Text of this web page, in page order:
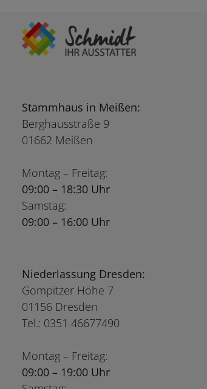
Stammhaus in Meißen:
Berghausstraße 9
01662 Meißen
Montag – Freitag:
09:00 – 18:30 Uhr
Samstag:
09:00 – 16:00 Uhr
Niederlassung Dresden:
Gompitzer Höhe 7
01156 Dresden
Tel.: 0351 46677490
Montag – Freitag:
09:00 – 19:00 Uhr